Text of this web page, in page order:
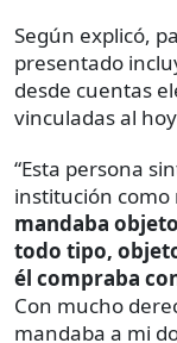
Según explicó,
presentado
desde cuentas
vinculadas al
“Esta persona
institución
mandaba
todo tipo,
él compraba
Con mucho
mandaba a mi